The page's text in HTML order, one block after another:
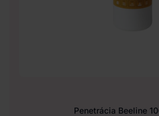
Penetrácia Beeline